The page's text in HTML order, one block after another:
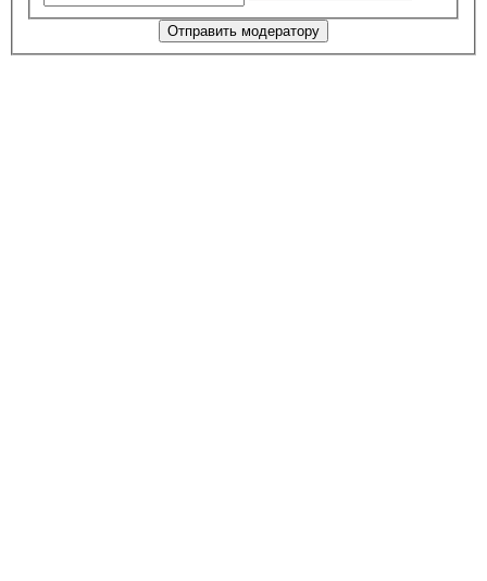
Отправить модератору